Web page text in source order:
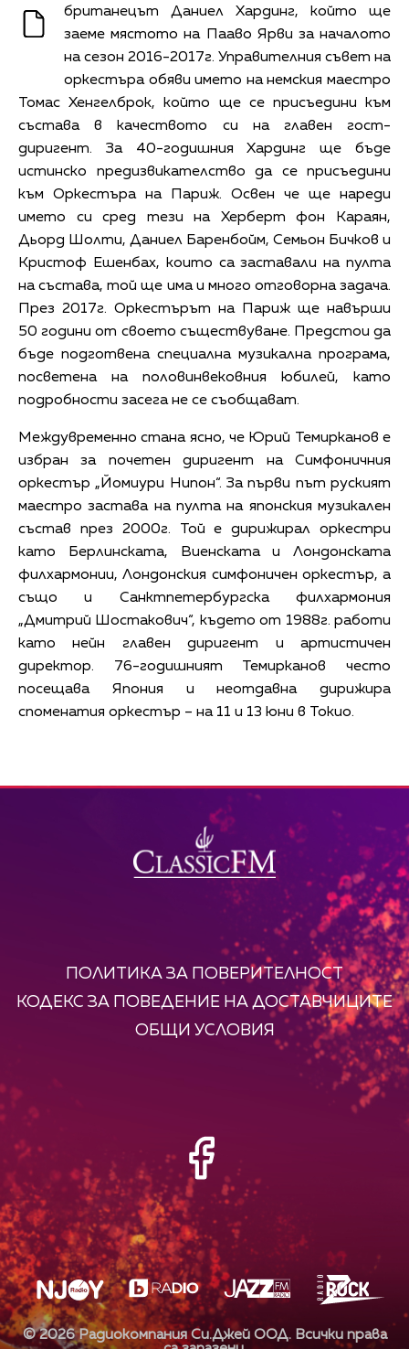
британецът Даниел Хардинг, който ще
заеме мястото на Пааво Ярви за началото
на сезон 2016-2017г. Управителния съвет на
оркестъра обяви името на немския маестро
Томас Хенгелброк, който ще се присъедини към
състава в качеството си на главен гост-
диригент. За 40-годишния Хардинг ще бъде
истинско предизвикателство да се присъедини
към Оркестъра на Париж. Освен че ще нареди
името си сред тези на Херберт фон Караян,
Дьорд Шолти, Даниел Баренбойм, Семьон Бичков и
Кристоф Ешенбах, които са заставали на пулта
на състава, той ще има и много отговорна задача.
През 2017г. Оркестърът на Париж ще навърши
50 години от своето съществуване. Предстои да
бъде подготвена специална музикална програма,
посветена на половинвековния юбилей, като
подробности засега не се съобщават.
Междувременно стана ясно, че Юрий Темирканов е
избран за почетен диригент на Симфоничния
оркестър „Йомиури Нипон“. За първи път руският
маестро застава на пулта на японския музикален
състав през 2000г. Той е дирижирал оркестри
като Берлинската, Виенската и Лондонската
филхармонии, Лондонския симфоничен оркестър, а
също и Санктпетербургска филхармония
„Дмитрий Шостакович“, където от 1988г. работи
като нейн главен диригент и артистичен
директор. 76-годишният Темирканов често
посещава Япония и неотдавна дирижира
споменатия оркестър – на 11 и 13 юни в Токио.
ПОЛИТИКА ЗА ПОВЕРИТЕЛНОСТ
КОДЕКС ЗА ПОВЕДЕНИЕ НА ДОСТАВЧИЦИТЕ
ОБЩИ УСЛОВИЯ
©2026Радиокомпания Си.Джей ООД. Всички права